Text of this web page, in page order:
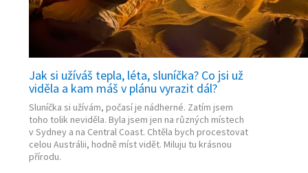
Jak si užíváš tepla, léta, sluníčka? Co jsi už
viděla a kam máš v plánu vyrazit dál?
Sluníčka si užívám, počasí je nádherné. Zatím jsem
toho tolik neviděla. Byla jsem jen na různých místech
v Sydney a na Central Coast. Chtěla bych procestovat
celou Austrálii, hodně míst vidět. Miluju tu krásnou
přírodu.